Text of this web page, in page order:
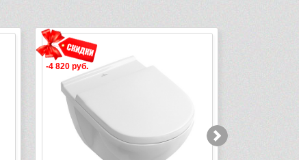
-4 820 руб.